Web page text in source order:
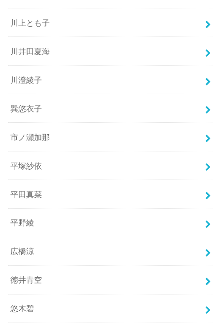
川上とも子
川井田夏海
川澄綾子
巽悠衣子
市ノ瀬加那
平塚紗依
平田真菜
平野綾
広橋涼
徳井青空
悠木碧